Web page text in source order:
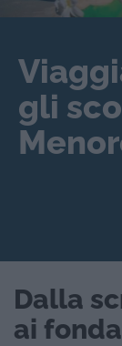
gli
Dalla
ai